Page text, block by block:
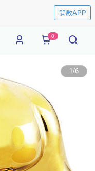
開啟APP
0
1/6